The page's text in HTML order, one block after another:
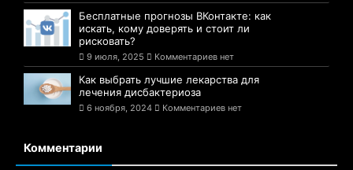
Бесплатные прогнозы ВКонтакте: как
искать, кому доверять и стоит ли
рисковать?
9 июля, 2025 Комментариев нет
Как выбрать лучшие лекарства для
лечения дисбактериоза
6 ноября, 2024 Комментариев нет
Комментарии